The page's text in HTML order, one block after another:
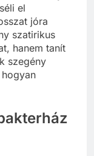
el
jóra
szatirikus
hanem tanít
szegény